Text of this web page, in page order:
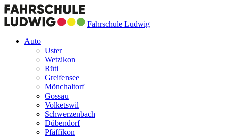
Fahrschule Ludwig
Auto
Uster
Wetzikon
Rüti
Greifensee
Mönchaltorf
Gossau
Volketswil
Schwerzenbach
Dübendorf
Pfäffikon